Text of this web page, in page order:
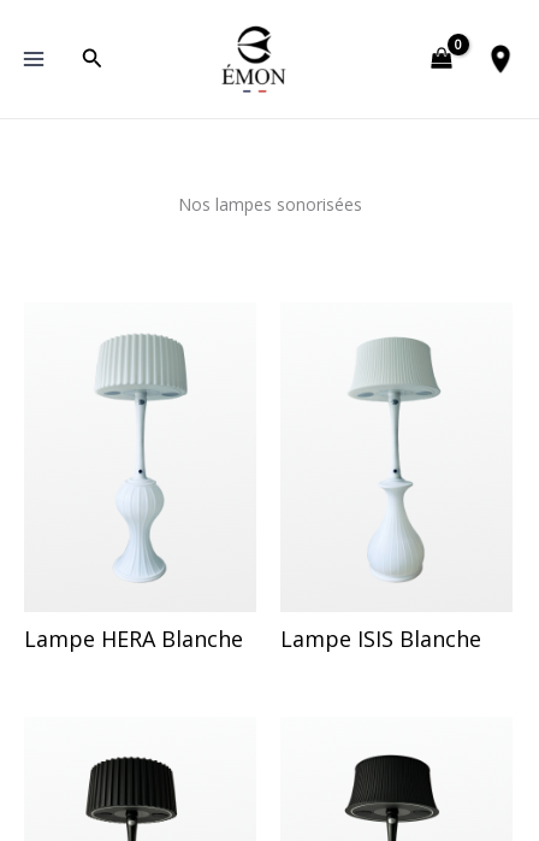
contenu
Rechercher
Nos lampes sonorisées
Lampe HERA Blanche Lampe ISIS Blanche